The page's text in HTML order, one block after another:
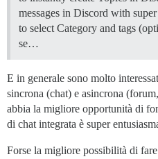
messages in Discord with
to select Category and tags
se…
E in generale sono molto
sincrona (chat) e asincrona
abbia la migliore opportunità di
di chat integrata è super
Forse la migliore possibilità di